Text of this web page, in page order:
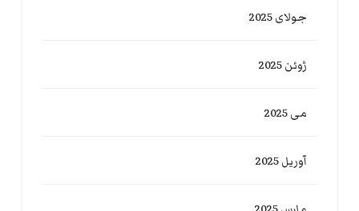
جولای 2025
ژوئن 2025
می 2025
آوریل 2025